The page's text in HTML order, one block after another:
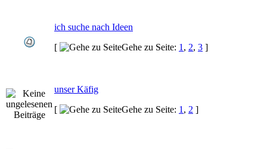
ich suche nach Ideen
[
Gehe zu Seite: 1 , 2, 3 ]
unser Käfig
[
Gehe zu Seite: 1 , 2 ]